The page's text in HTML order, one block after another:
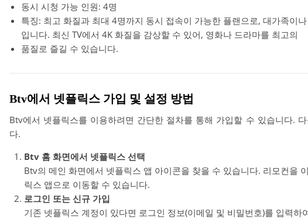
동시 시청 가능 인원: 4명
특징: 최고 화질과 최대 4명까지 동시 접속이 가능한 플랜으로, 대가족이
입니다. 최신 TV에서 4K 화질을 감상할 수 있어, 영화나 드라마를 최고의
품질로 즐길 수 있습니다.
Btv에서 넷플릭스 가입 및 설정 방법
Btv에서 넷플릭스를 이용하려면 간단한 절차를 통해 가입할 수 있습니다.
다.
Btv 홈 화면에서 넷플릭스 선택
Btv의 메인 화면에서 넷플릭스 앱 아이콘을 찾을 수 있습니다. 리모컨을
릭스 앱으로 이동할 수 있습니다.
로그인 또는 신규 가입
기존 넷플릭스 계정이 있다면 로그인 정보(이메일 및 비밀번호)를 입력